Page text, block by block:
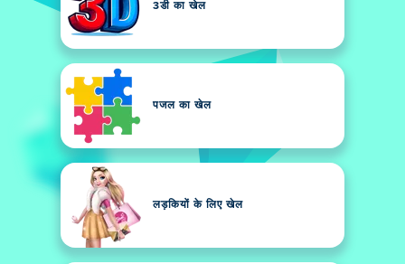
3डी का खेल
पजल का खेल
लड़कियों के लिए खेल